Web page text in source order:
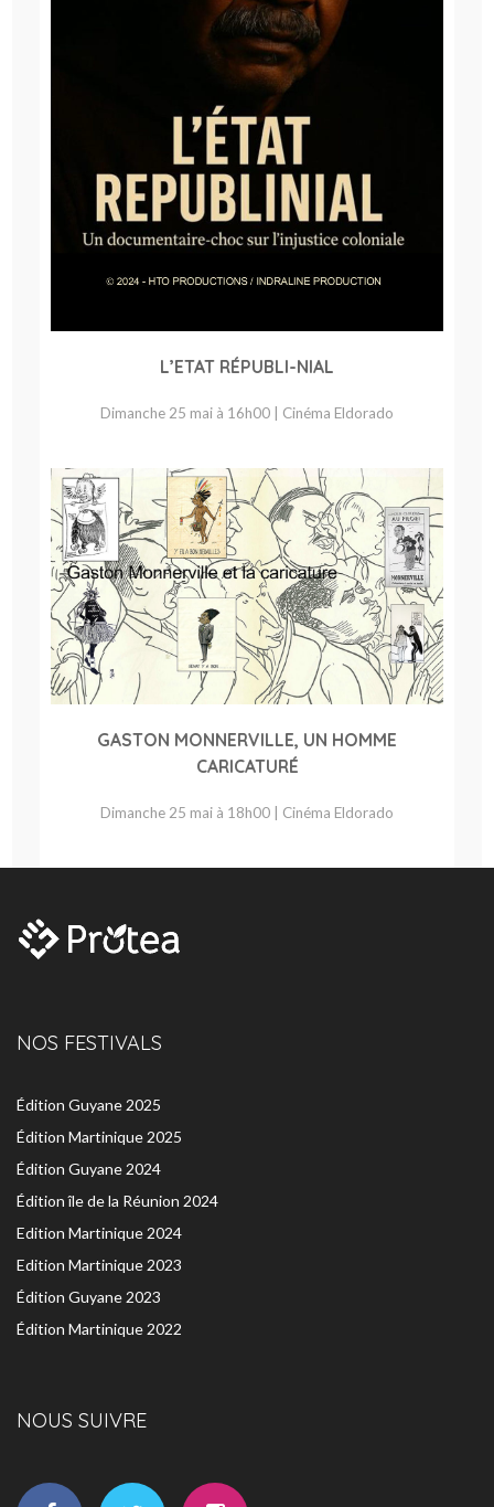
L’ETAT RÉPUBLI-NIAL
Dimanche 25 mai à 16h00 | Cinéma Eldorado
GASTON MONNERVILLE, UN HOMME
CARICATURÉ
Dimanche 25 mai à 18h00 | Cinéma Eldorado
NOS FESTIVALS
Édition Guyane 2025
Édition Martinique 2025
Édition Guyane 2024
Édition île de la Réunion 2024
Edition Martinique 2024
Edition Martinique 2023
Édition Guyane 2023
Édition Martinique 2022
NOUS SUIVRE